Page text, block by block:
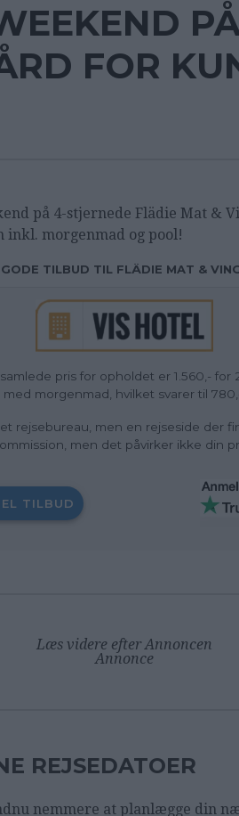
FOR
på 4-stjernede Flädie Mat &
inkl. morgenmad og pool!
TILBUD TIL FLÄDIE MAT &
pris for opholdet er 1.560,- for
morgenmad, hvilket svarer til
rejsebureau, men en rejseside der
men det påvirker ikke din
TILBUD
Læs videre efter Annoncen
Annonce
REJSEDATOER
nemmere at planlægge din